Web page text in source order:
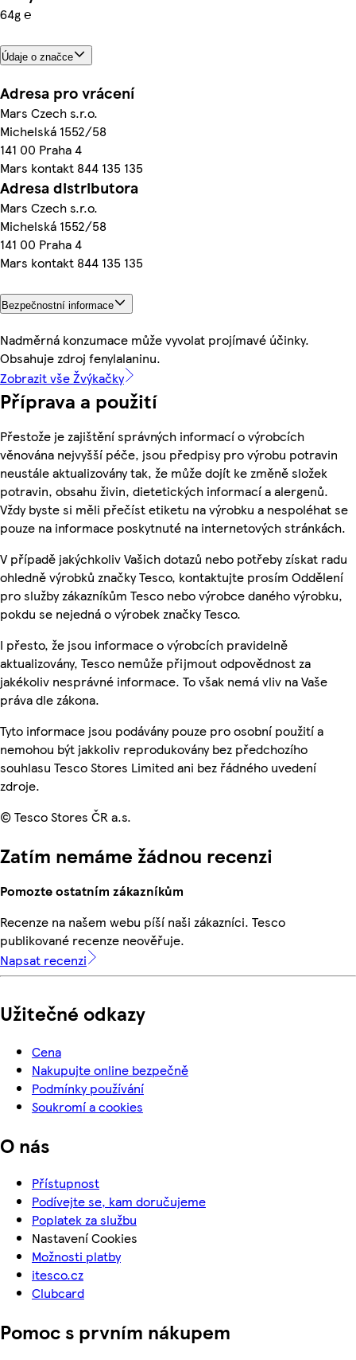
64g ℮
Údaje o značce
Adresa pro vrácení
Mars Czech s.r.o.
Michelská 1552/58
141 00 Praha 4
Mars kontakt 844 135 135
Adresa distributora
Mars Czech s.r.o.
Michelská 1552/58
141 00 Praha 4
Mars kontakt 844 135 135
Bezpečnostní informace
Nadměrná konzumace může vyvolat projímavé účinky.
Obsahuje zdroj fenylalaninu.
Zobrazit vše Žvýkačky
Příprava a použití
Přestože je zajištění správných informací o výrobcích
věnována nejvyšší péče, jsou předpisy pro výrobu potravin
neustále aktualizovány tak, že může dojít ke změně složek
potravin, obsahu živin, dietetických informací a alergenů.
Vždy byste si měli přečíst etiketu na výrobku a nespoléhat se
pouze na informace poskytnuté na internetových stránkách.
V případě jakýchkoliv Vašich dotazů nebo potřeby získat radu
ohledně výrobků značky Tesco, kontaktujte prosím Oddělení
pro služby zákazníkům Tesco nebo výrobce daného výrobku,
pokdu se nejedná o výrobek značky Tesco.
I přesto, že jsou informace o výrobcích pravidelně
aktualizovány, Tesco nemůže přijmout odpovědnost za
jakékoliv nesprávné informace. To však nemá vliv na Vaše
práva dle zákona.
Tyto informace jsou podávány pouze pro osobní použití a
nemohou být jakkoliv reprodukovány bez předchozího
souhlasu Tesco Stores Limited ani bez řádného uvedení
zdroje.
© Tesco Stores ČR a.s.
Zatím nemáme žádnou recenzi
Pomozte ostatním zákazníkům
Recenze na našem webu píší naši zákazníci. Tesco
publikované recenze neověřuje.
Napsat recenzi
Užitečné odkazy
Cena
Nakupujte online bezpečně
Podmínky používání
Soukromí a cookies
O nás
Přístupnost
Podívejte se, kam doručujeme
Poplatek za službu
Nastavení Cookies
Možnosti platby
itesco.cz
Clubcard
Pomoc s prvním nákupem